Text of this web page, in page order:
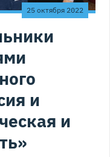
25 октября 2022
и
и